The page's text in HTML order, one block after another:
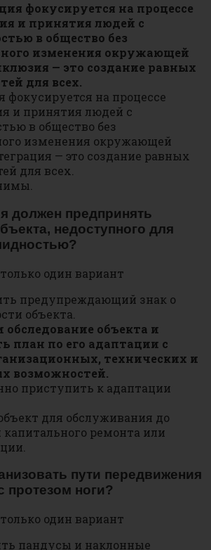
фокусируется на процессе
и принятия людей с
в общество без
изменения окружающей
— это создание равных
для всех.
фокусируется на процессе
и принятия людей с
в общество без
изменения окружающей
— это создание равных
для всех.
должен предпринять
недоступного для
один вариант
предупреждающий знак о
объекта.
обследование объекта и
план по его адаптации с
технических и
возможностей.
приступить к адаптации
для обслуживания до
капитального ремонта или
пути передвижения
протезом ноги?
один вариант
пандусы и наклонные